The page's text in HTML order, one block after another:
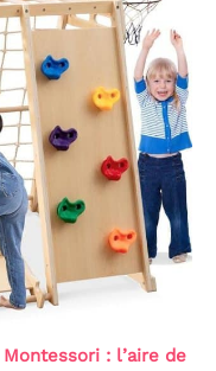
Montessori : l’aire de